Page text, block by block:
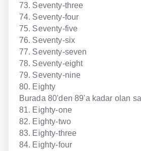
73. Seventy-three
74. Seventy-four
75. Seventy-five
76. Seventy-six
77. Seventy-seven
78. Seventy-eight
79. Seventy-nine
80. Eighty
Burada 80'den 89'a kadar olan
81. Eighty-one
82. Eighty-two
83. Eighty-three
84. Eighty-four